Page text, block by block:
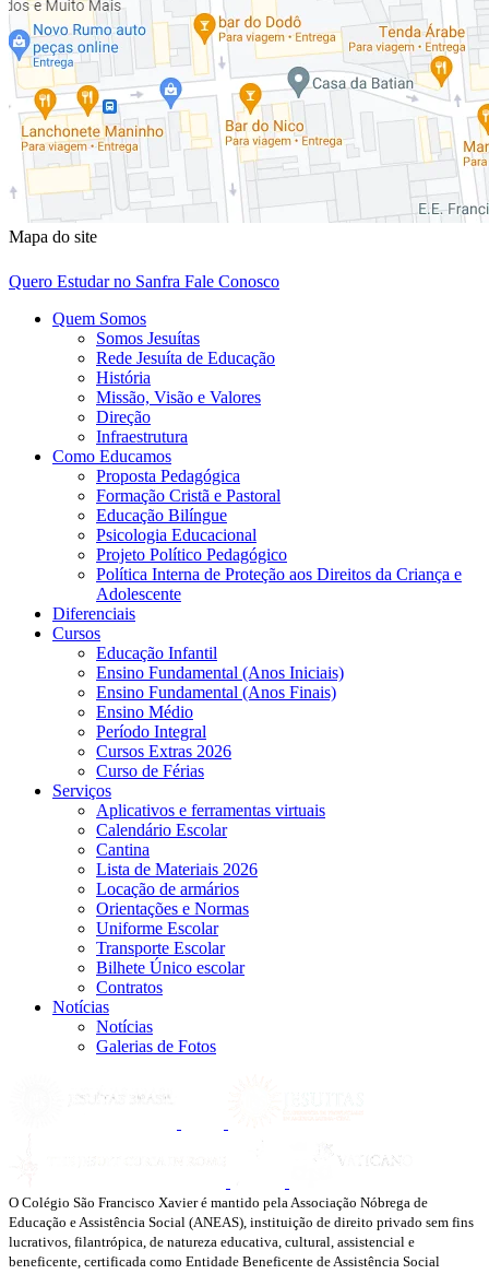
Mapa do site
Quero Estudar no Sanfra Fale Conosco
Quem Somos
Somos Jesuítas
Rede Jesuíta de Educação
História
Missão, Visão e Valores
Direção
Infraestrutura
Como Educamos
Proposta Pedagógica
Formação Cristã e Pastoral
Educação Bilíngue
Psicologia Educacional
Projeto Político Pedagógico
Política Interna de Proteção aos Direitos da Criança e
Adolescente
Diferenciais
Cursos
Educação Infantil
Ensino Fundamental (Anos Iniciais)
Ensino Fundamental (Anos Finais)
Ensino Médio
Período Integral
Cursos Extras 2026
Curso de Férias
Serviços
Aplicativos e ferramentas virtuais
Calendário Escolar
Cantina
Lista de Materiais 2026
Locação de armários
Orientações e Normas
Uniforme Escolar
Transporte Escolar
Bilhete Único escolar
Contratos
Notícias
Notícias
Galerias de Fotos
O Colégio São Francisco Xavier é mantido pela Associação Nóbrega de
Educação e Assistência Social (ANEAS), instituição de direito privado sem fins
lucrativos, filantrópica, de natureza educativa, cultural, assistencial e
beneficente, certificada como Entidade Beneficente de Assistência Social